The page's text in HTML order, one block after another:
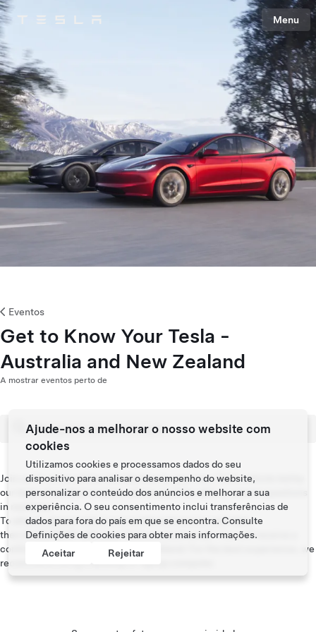
Tesla Menu
Eventos
Get to Know Your Tesla -
Australia and New Zealand
A mostrar eventos perto de
Join us for a live online introduction to your new Tesla vehicle led by
our team of product experts where you’ll be able to submit questions
in real time.
To attend, please select your preferred session and date,
then kindly RSVP with your Tesla account email. You will receive a
confirmation email with the link to attend. For the best experience, we
recommend using a desktop or laptop computer.
Ajude-nos a melhorar o nosso website com
cookies
Utilizamos cookies e processamos dados do seu
dispositivo para analisar o desempenho do website,
personalizar o conteúdo dos anúncios e melhorar a sua
experiência. O seu consentimento inclui transferências de
dados para fora do país em que se encontra. Consulte
Definições de cookies para obter mais informações.
Aceitar
Rejeitar